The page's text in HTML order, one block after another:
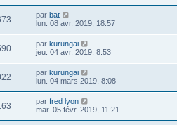
par bat
lun. 08 avr. 2019, 18:57
par kurungai
jeu. 04 avr. 2019, 8:53
par kurungai
lun. 04 mars 2019, 8:08
par fred lyon
mar. 05 févr. 2019, 11:21